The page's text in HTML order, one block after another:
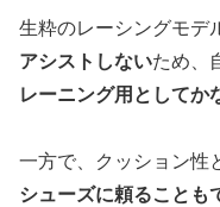
生粋のレーシングモデ
アシストしないため、
レーニング用としてか
一方で、クッション性
シューズに頼ることも